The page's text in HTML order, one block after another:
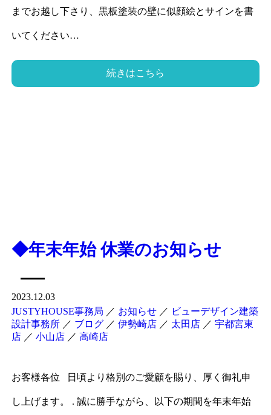
までお越し下さり、黒板塗装の壁に似顔絵とサインを書
いてください…
続きはこちら
◆年末年始 休業のお知らせ
2023.12.03
JUSTYHOUSE事務局 ／ お知らせ／ ビューデザイン建築
設計事務所／ ブログ／ 伊勢崎店／ 太田店／ 宇都宮東
店／ 小山店／ 高崎店
お客様各位 日頃より格別のご愛顧を賜り、厚く御礼申
し上げます。 . 誠に勝手ながら、以下の期間を年末年始